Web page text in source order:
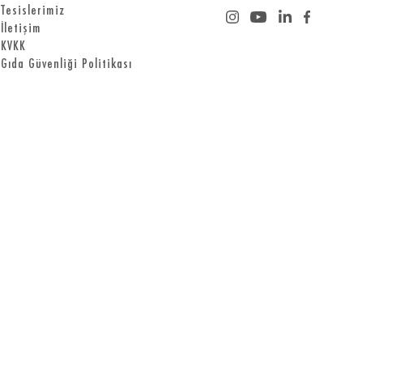
Tesislerimiz
İletişim
KVKK
Gıda Güvenliği Politikası